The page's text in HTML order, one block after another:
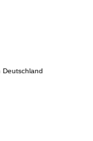
Deutschland